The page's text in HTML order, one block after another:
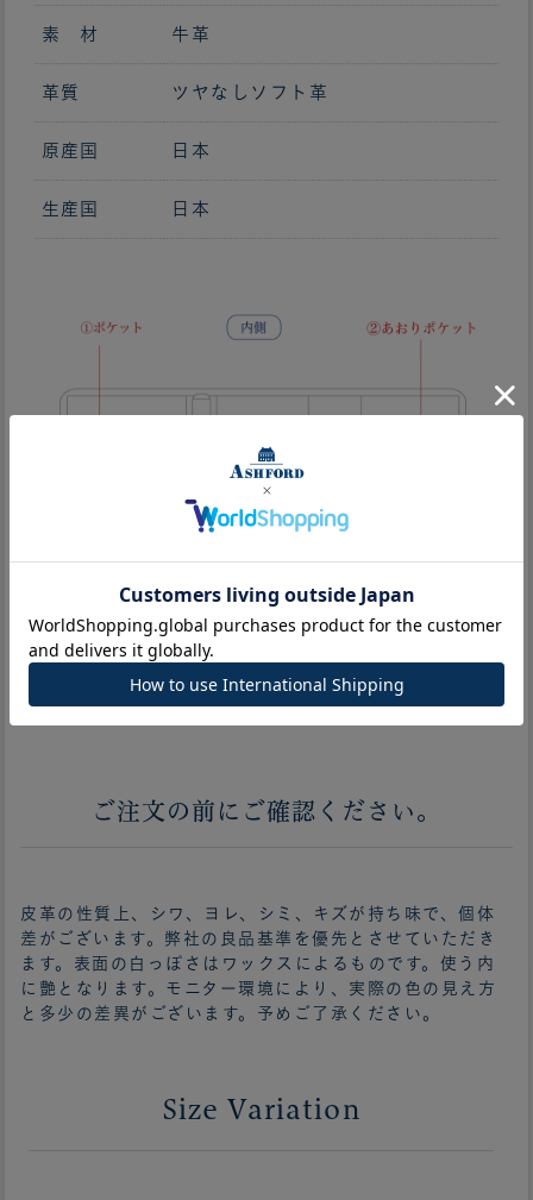
素 材 牛革
革質 ツヤなしソフト革
原産国 日本
生産国 日本
ご注文の前にご確認ください。
皮革の性質上、シワ、ヨレ、シミ、キズが持ち味で、個体
差がございます。弊社の良品基準を優先とさせていただき
ます。表面の白っぽさはワックスによるものです。使う内
に艶となります。モニター環境により、実際の色の見え方
と多少の差異がございます。予めご了承ください。
Size Variation